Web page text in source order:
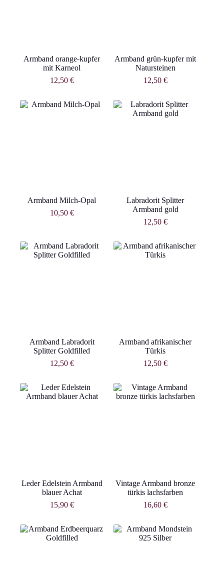
Armband orange-kupfer
mit Karneol
12,50 €
Armband grün-kupfer mit
Natursteinen
12,50 €
Armband Milch-Opal
10,50 €
Labradorit Splitter
Armband gold
12,50 €
Armband Labradorit
Splitter Goldfilled
12,50 €
Armband afrikanischer
Türkis
12,50 €
Leder Edelstein Armband
blauer Achat
15,90 €
Vintage Armband bronze
türkis lachsfarben
16,60 €